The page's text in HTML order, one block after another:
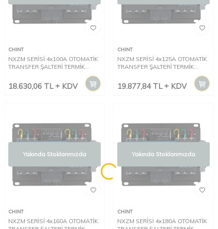
CHINT
NXZM SERİSİ 4x100A OTOMATİK
TRANSFER ŞALTERİ TERMİK
MANYETİK KORUMALI CLASS CB
18.630,06 TL KDV
CHINT
NXZM SERİSİ 4x125A OTOMATİK
TRANSFER ŞALTERİ TERMİK
MANYETİK KORUMALI CLASS CB
19.877,84TL KDV
Yakında Stoklarımızda
CHINT
NXZM SERİSİ 4x160A OTOMATİK
Yakında Stoklarımızda
CHINT
NXZM SERİSİ 4x180A OTOMATİK